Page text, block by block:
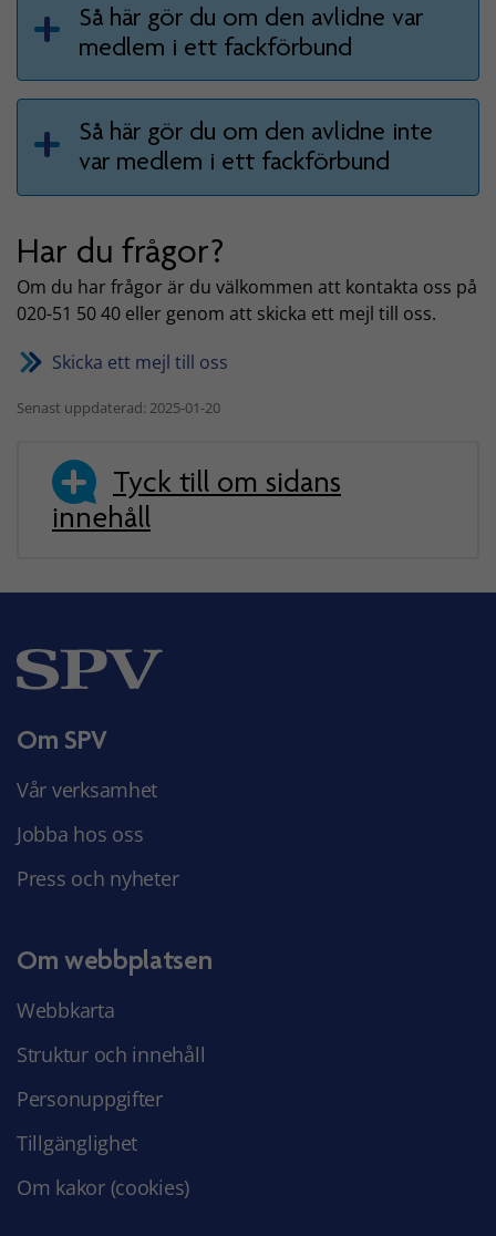
Så här gör du om den avlidne var
medlem i ett fackförbund
Så här gör du om den avlidne inte
var medlem i ett fackförbund
Har du frågor?
Om du har frågor är du välkommen att kontakta oss på
020-51 50 40 eller genom att skicka ett mejl till oss.
Skicka ett mejl till oss
Senast uppdaterad: 2025-01-20
Tyck till om sidans
innehåll
Om SPV
Vår verksamhet
Jobba hos oss
Press och nyheter
Om webbplatsen
Webbkarta
Struktur och innehåll
Personuppgifter
Tillgänglighet
Om kakor (cookies)